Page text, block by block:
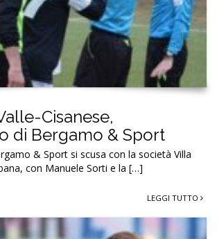
Cisanese,
di Bergamo & Sport
& Sport si scusa con la società Villa
con Manuele Sorti e la […]
LEGGI TUTTO